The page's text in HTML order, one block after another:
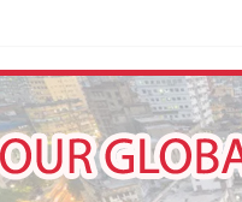
Our Understanding of Justice